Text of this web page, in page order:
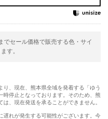
セール価格で販売する色・サイ
す。
、現在、熊本県全域を発着する「ゆう
時停止となっております。そのため、熊
、現在発送を承ることができません。
遅れが発生する可能性がございます。今